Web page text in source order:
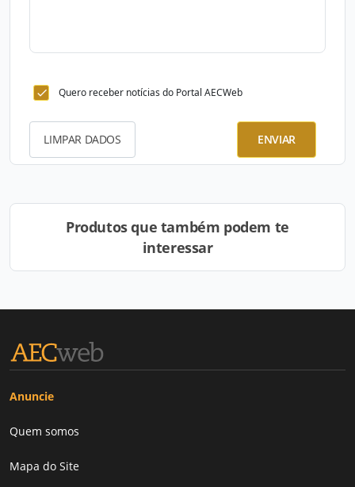
Quero receber notícias do Portal AECWeb
LIMPAR DADOS ENVIAR
Produtos que também podem te
interessar
Anuncie
Quem somos
Mapa do Site